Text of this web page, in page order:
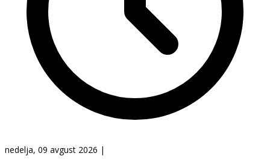
nedelja, 09 avgust 2026 |